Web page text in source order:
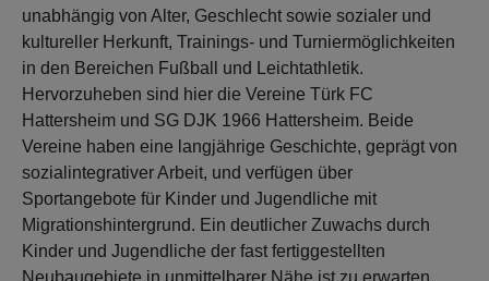
unabhängig von Alter, Geschlecht sowie sozialer und
kultureller Herkunft, Trainings- und Turniermöglichkeiten
in den Bereichen Fußball und Leichtathletik.
Hervorzuheben sind hier die Vereine Türk FC
Hattersheim und SG DJK 1966 Hattersheim. Beide
Vereine haben eine langjährige Geschichte, geprägt von
sozialintegrativer Arbeit, und verfügen über
Sportangebote für Kinder und Jugendliche mit
Migrationshintergrund. Ein deutlicher Zuwachs durch
Kinder und Jugendliche der fast fertiggestellten
Neubaugebiete in unmittelbarer Nähe ist zu erwarten.